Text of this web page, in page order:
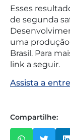
Esses
de segunda
uma
Brasil. Para
link a seguir.
Assista a
Compartilhe: